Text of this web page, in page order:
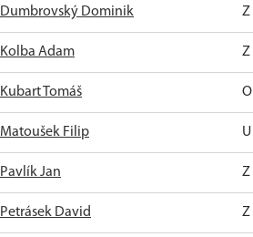
Dumbrovský Dominik Z
Kolba Adam Z
Kubart Tomáš O
Matoušek Filip U
Pavlík Jan Z
Petrásek David Z